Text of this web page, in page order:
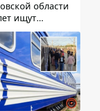
области
ищут